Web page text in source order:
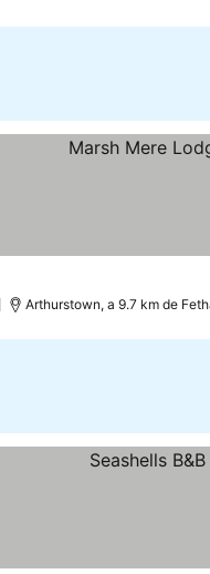
Arthurstown, a 9.7 km de